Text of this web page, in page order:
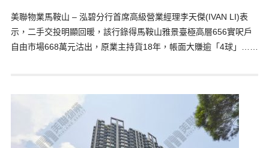
美聯物業馬鞍山 – 泓碧分行首席高級營業經理李天傑(IVAN LI)表
示，二手交投明顯回暖，該行錄得馬鞍山雅景臺極高層656實呎戶
自由市場668萬元沽出，原業主持貨18年，帳面大賺逾「4球」……